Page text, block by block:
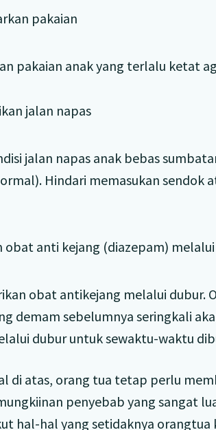
pakaian
pakaian anak yang terlalu ketat
jalan napas
jalan napas anak bebas
Hindari memasukan sendok
obat anti kejang (diazepam)
obat antikejang melalui dubur.
demam sebelumnya seringkali
dubur untuk sewaktu-waktu
di atas, orang tua tetap perlu
penyebab yang sangat
hal-hal yang setidaknya orangtua